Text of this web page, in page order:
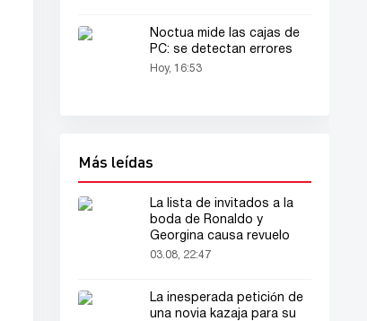
Noctua mide las cajas de
PC: se detectan errores
Hoy, 16:53
Más leídas
La lista de invitados a la
boda de Ronaldo y
Georgina causa revuelo
03.08, 22:47
La inesperada petición de
una novia kazaja para su